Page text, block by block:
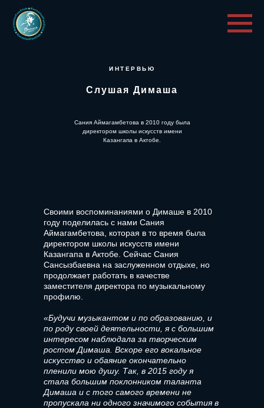
Слушая Димаша
ИНТЕРВЬЮ
Сания Аймагамбетова в 2010 году была
директором школы искусств имени
Казангапа в Актобе.
Своими воспоминаниями о Димаше в 2010
году поделилась с нами Сания
Аймагамбетова, которая в то время была
директором школы искусств имени
Казангапа в Актобе. Сейчас Сания
Сансызбаевна на заслуженном отдыхе, но
продолжает работать в качестве
заместителя директора по музыкальному
профилю.
«Будучи музыкантом и по образованию, и
по роду своей деятельности, я с большим
интересом наблюдала за творческим
ростом Димаша. Вскоре его вокальное
искусство и обаяние окончательно
пленили мою душу. Так, в 2015 году я
стала большим поклонником таланта
Димаша и с того самого времени не
пропускала ни одного значимого события в